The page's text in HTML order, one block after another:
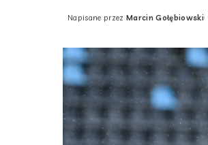
Posted
Napisane przez Marcin Gołębiowski